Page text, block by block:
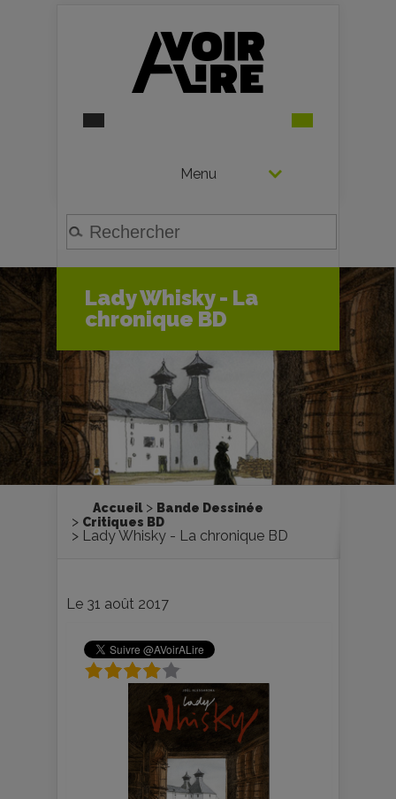
Menu
Lady Whisky - La
chronique BD
Accueil
Bande Dessinée
Critiques BD
Lady Whisky - La chronique BD
Le 31 août 2017